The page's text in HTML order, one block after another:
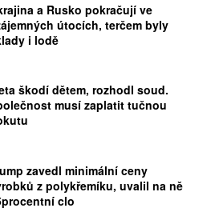
a Rusko pokračují ve
útocích, terčem byly
i lodě
škodí dětem, rozhodl soud.
musí zaplatit tučnou
zavedl minimální ceny
z polykřemíku, uvalil na ně
clo